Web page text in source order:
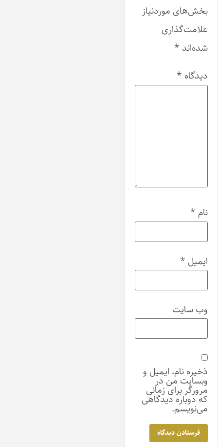
بخش‌های موردنیاز
علامت‌گذاری
شده‌اند *
دیدگاه *
نام *
ایمیل *
وب‌ سایت
ذخیره نام، ایمیل و
وبسایت من در
مرورگر برای زمانی
که دوباره دیدگاهی
می‌نویسم.